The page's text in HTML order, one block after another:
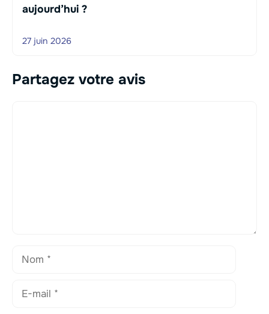
aujourd’hui ?
27 juin 2026
Partagez votre avis
Nom